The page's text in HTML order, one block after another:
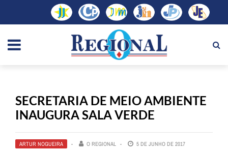
SECRETARIA DE MEIO AMBIENTE
INAUGURA SALA VERDE
ARTUR NOGUEIRA O REGIONAL 5 DE JUNHO DE 2017